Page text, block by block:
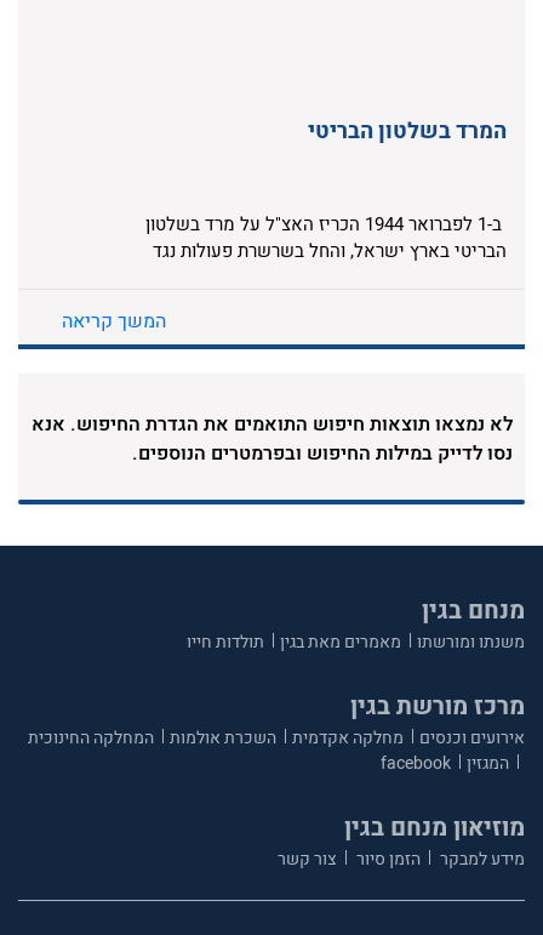
המרד בשלטון הבריטי
ב-1 לפברואר 1944 הכריז האצ"ל על מרד בשלטון
הבריטי בארץ ישראל, והחל בשרשרת פעולות נגד
ז'בוטינסקי. האצ"ל הוביל את המרד מתוך אמונתו
בחשיבות הכלי הצבאי במאבק לריבונות יהודית
האצ"ל בערכי החרות, השוויון ואהבת האדם, וניסו
ככל יכולתם לבטא ערכים אלו הן במלחמה באויב
והן בתחושת האחווה בין שורותיהם.
המשך קריאה
לא נמצאו תוצאות חיפוש התואמים את הגדרת החיפוש. אנא
נסו לדייק במילות החיפוש ובפרמטרים הנוספים.
מנחם בגין
משנתו ומורשתו מאמרים מאת בגין תולדות חייו
מרכז מורשת בגין
אירועים וכנסים מחלקה אקדמית השכרת אולמות
המחלקה החינוכית
המגזין
facebook
מוזיאון מנחם בגין
מידע למבקר הזמן סיור צור קשר